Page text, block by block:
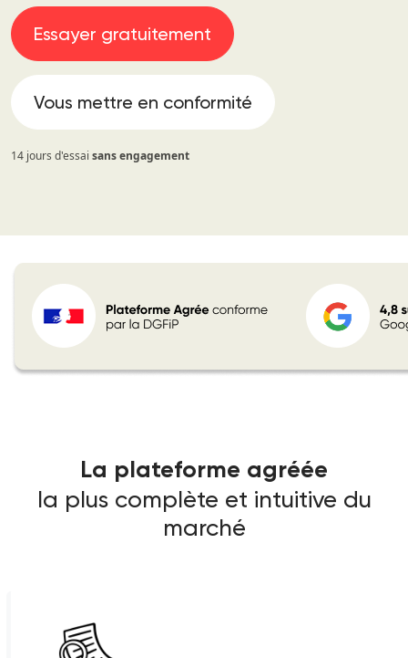
Essayer gratuitement
Vous mettre en conformité
14 jours d'essai sans engagement
La plateforme agréée
la plus complète et intuitive du
marché